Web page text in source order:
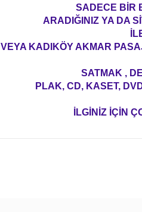
SADECE BİR
ARADIĞINIZ YA DA
VEYA KADIKÖY AKMAR
SATMAK ,
PLAK, CD, KASET,
İLGİNİZ İÇİN